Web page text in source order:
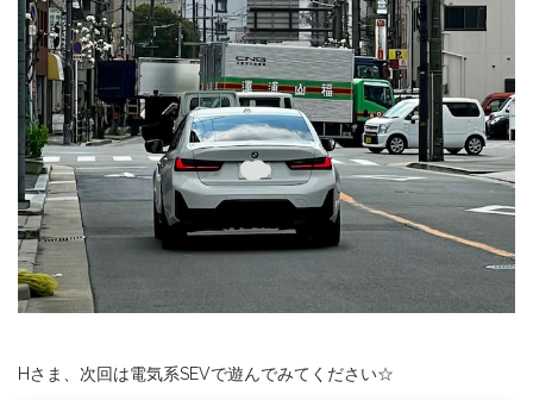
Hさま、次回は電気系SEVで遊んでみてください☆